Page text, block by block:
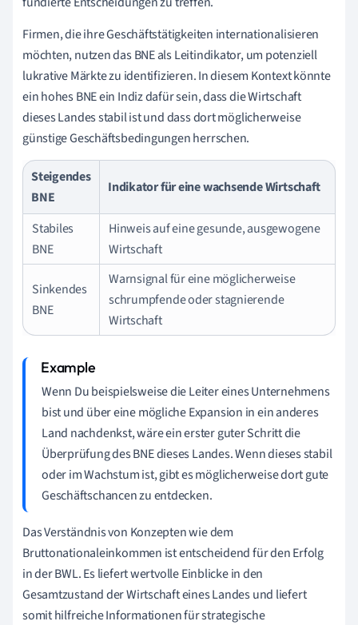
Firmen, die ihre Geschäftstätigkeiten internationalisieren
möchten, nutzen das BNE als Leitindikator, um potenziell
lukrative Märkte zu identifizieren. In diesem Kontext könnte
ein hohes BNE ein Indiz dafür sein, dass die Wirtschaft
dieses Landes stabil ist und dass dort möglicherweise
günstige Geschäftsbedingungen herrschen.
Steigendes
BNE
Indikator für eine wachsende Wirtschaft
Stabiles
BNE
Hinweis auf eine gesunde, ausgewogene
Wirtschaft
Sinkendes
BNE
Warnsignal für eine möglicherweise
schrumpfende oder stagnierende
Wirtschaft
Wenn Du beispielsweise die Leiter eines Unternehmens
bist und über eine mögliche Expansion in ein anderes
Land nachdenkst, wäre ein erster guter Schritt die
Überprüfung des BNE dieses Landes. Wenn dieses stabil
oder im Wachstum ist, gibt es möglicherweise dort gute
Geschäftschancen zu entdecken.
Das Verständnis von Konzepten wie dem
Bruttonationaleinkommen ist entscheidend für den Erfolg
in der BWL. Es liefert wertvolle Einblicke in den
Gesamtzustand der Wirtschaft eines Landes und liefert
somit hilfreiche Informationen für strategische